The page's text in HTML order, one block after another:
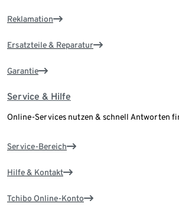
Reklamation
Ersatzteile & Reparatur
Garantie
Service & Hilfe
Online-Services nutzen & schnell Antworten
Service-Bereich
Hilfe & Kontakt
Tchibo Online-Konto